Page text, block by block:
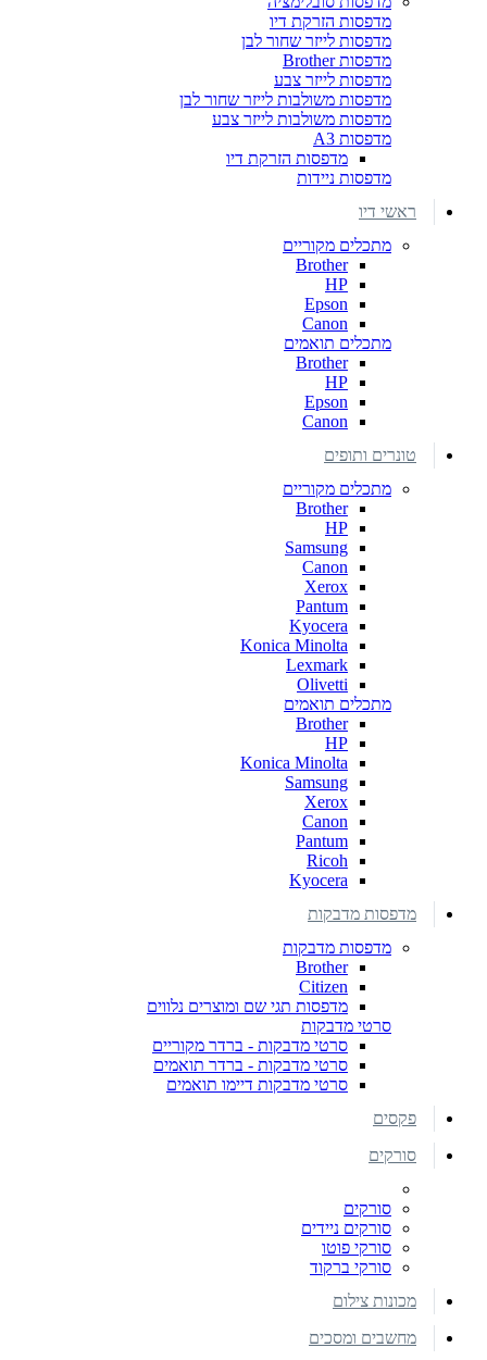
מדפסות הזרקת דיו
מדפסות לייזר שחור לבן
מדפסות Brother
מדפסות לייזר צבע
מדפסות משולבות לייזר שחור לבן
מדפסות משולבות לייזר צבע
מדפסות A3
מדפסות הזרקת דיו
מדפסות ניידות
ראשי דיו
מתכלים מקוריים
Brother
HP
Epson
Canon
מתכלים תואמים
Brother
HP
Epson
Canon
טונרים ותופים
מתכלים מקוריים
Brother
HP
Samsung
Canon
Xerox
Pantum
Kyocera
Konica Minolta
Lexmark
Olivetti
מתכלים תואמים
Brother
HP
Konica Minolta
Samsung
Xerox
Canon
Pantum
Ricoh
Kyocera
מדפסות מדבקות
מדפסות מדבקות
Brother
Citizen
מדפסות תגי שם ומוצרים נלווים
סרטי מדבקות
סרטי מדבקות - ברדר מקוריים
סרטי מדבקות - ברדר תואמים
סרטי מדבקות דיימו תואמים
פקסים
סורקים
סורקים
סורקים ניידים
סורקי פוטו
סורקי ברקוד
מכונות צילום
מחשבים ומסכים